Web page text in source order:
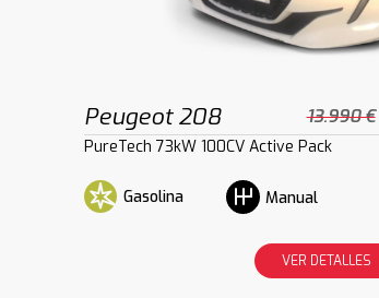
Peugeot 208 13.990 €
PureTech 73kW 100CV Active Pack
Gasolina Manual
VER DETALLES